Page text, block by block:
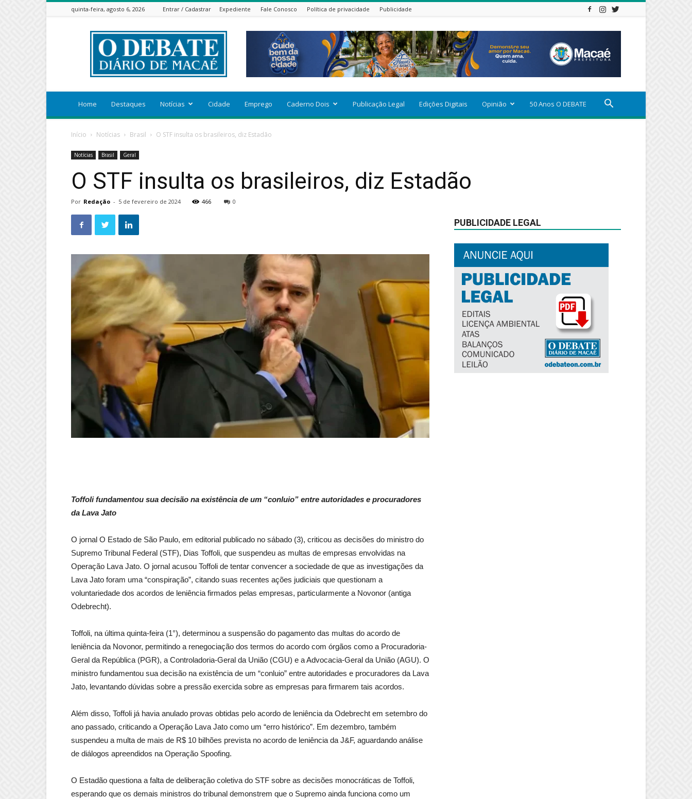
quinta-feira, agosto 6, 2026 Entrar / Cadastrar Expediente Fale Conosco Política de privacidade Publicidade
ODEBATEON
Home Destaques Notícias Cidade Emprego Caderno Dois Publicação Legal Edições Digitais Opinião 50 Anos O DEBATE
Início Notícias Brasil O STF insulta os brasileiros, diz Estadão
Notícias Brasil Geral
O STF insulta os brasileiros, diz Estadão
Por Redação - 5 de fevereiro de 2024 466 0
Toffoli fundamentou sua decisão na existência de um “conluio” entre autoridades e procuradores
da Lava Jato
O jornal O Estado de São Paulo, em editorial publicado no sábado (3), criticou as decisões do ministro do
Supremo Tribunal Federal (STF), Dias Toffoli, que suspendeu as multas de empresas envolvidas na
Operação Lava Jato. O jornal acusou Toffoli de tentar convencer a sociedade de que as investigações da
Lava Jato foram uma “conspiração”, citando suas recentes ações judiciais que questionam a
voluntariedade dos acordos de leniência firmados pelas empresas, particularmente a Novonor (antiga
Odebrecht).
Toffoli, na última quinta-feira (1°), determinou a suspensão do pagamento das multas do acordo de
leniência da Novonor, permitindo a renegociação dos termos do acordo com órgãos como a Procuradoria-
Geral da República (PGR), a Controladoria-Geral da União (CGU) e a Advocacia-Geral da União (AGU). O
ministro fundamentou sua decisão na existência de um “conluio” entre autoridades e procuradores da Lava
Jato, levantando dúvidas sobre a pressão exercida sobre as empresas para firmarem tais acordos.
Além disso, Toffoli já havia anulado provas obtidas pelo acordo de leniência da Odebrecht em setembro do
ano passado, criticando a Operação Lava Jato como um “erro histórico”. Em dezembro, também
suspendeu a multa de mais de R$ 10 bilhões prevista no acordo de leniência da J&F, aguardando análise
de diálogos apreendidos na Operação Spoofing.
O Estadão questiona a falta de deliberação coletiva do STF sobre as decisões monocráticas de Toffoli,
esperando que os demais ministros do tribunal demonstrem que o Supremo ainda funciona como um
PUBLICIDADE LEGAL